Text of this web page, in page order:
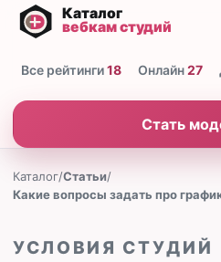
Все рейтинги18 Онлайн27
Стать
Каталог/Статьи/
Какие вопросы задать про
УСЛОВИЯ СТУДИЙ